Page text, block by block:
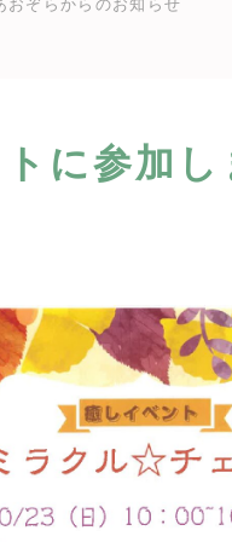
おぞらからのお知らせ
に参加